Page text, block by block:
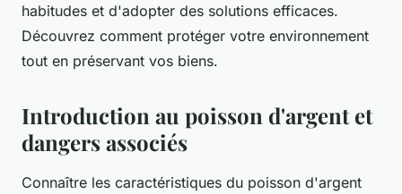
habitudes et d'adopter des solutions efficaces.
Découvrez comment protéger votre environnement
tout en préservant vos biens.
Introduction au poisson d'argent et
dangers associés
Connaître les caractéristiques du poisson d'argent